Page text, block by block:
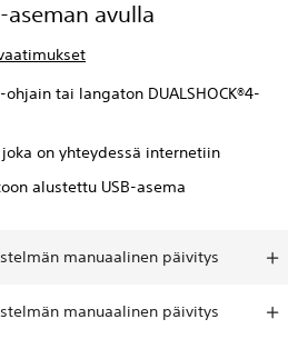
aseman avulla
tai langaton DUALSHOCK®4-
on yhteydessä internetiin
alustettu USB-asema
manuaalinen päivitys
manuaalinen päivitys